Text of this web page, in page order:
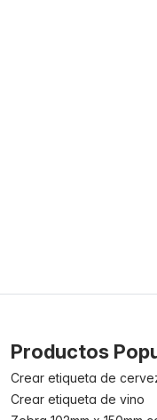
Productos
Crear etiqueta de
Crear etiqueta de vino